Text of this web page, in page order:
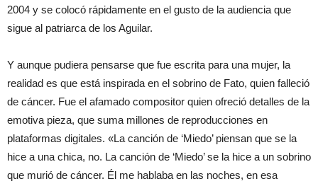
2004 y se colocó rápidamente en el gusto de la audiencia que
sigue al patriarca de los Aguilar.
Y aunque pudiera pensarse que fue escrita para una mujer, la
realidad es que está inspirada en el sobrino de Fato, quien falleció
de cáncer. Fue el afamado compositor quien ofreció detalles de la
emotiva pieza, que suma millones de reproducciones en
plataformas digitales. «La canción de ‘Miedo’ piensan que se la
hice a una chica, no. La canción de ‘Miedo’ se la hice a un sobrino
que murió de cáncer. Él me hablaba en las noches, en esa